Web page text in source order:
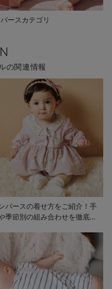
ースカテゴリ
の関連情報
パースの着せ方をご紹介！手
季節別の組み合わせを徹底解